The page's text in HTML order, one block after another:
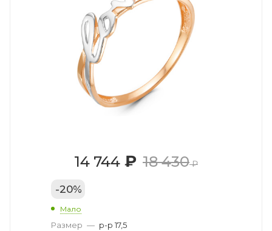
14 744 ₽ 18 430₽
-20%
Мало
Размер — р-р 17,5